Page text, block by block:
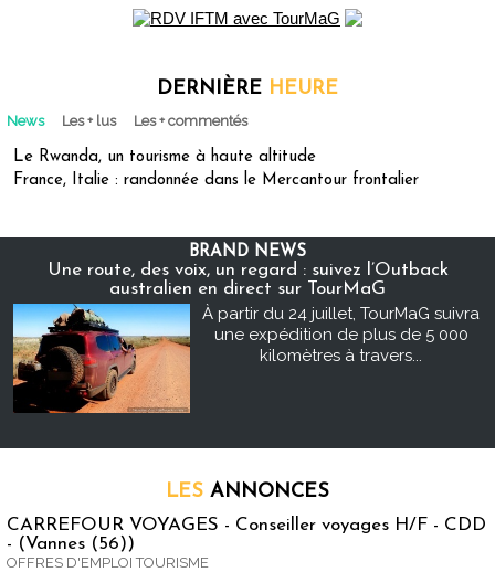
DERNIÈRE HEURE
News Les + lus Les + commentés
Le Rwanda, un tourisme à haute altitude
France, Italie : randonnée dans le Mercantour frontalier
BRAND NEWS
Une route, des voix, un regard : suivez l’Outback
australien en direct sur TourMaG
À partir du 24 juillet, TourMaG suivra
une expédition de plus de 5 000
kilomètres à travers...
LES ANNONCES
CARREFOUR VOYAGES - Conseiller voyages H/F - CDD
- (Vannes (56))
OFFRES D'EMPLOI TOURISME